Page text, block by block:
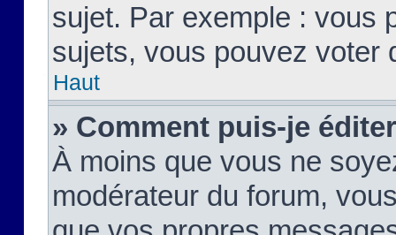
sujet. Par exemple : vous
sujets, vous pouvez voter
Haut
» Comment puis-je
À moins que vous ne
modérateur du forum,